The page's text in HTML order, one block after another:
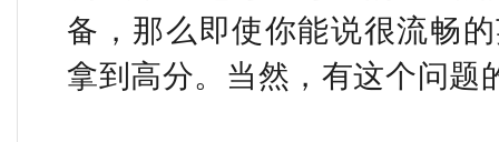
备，那么即使你能说很流畅
拿到高分。当然，有这个问题